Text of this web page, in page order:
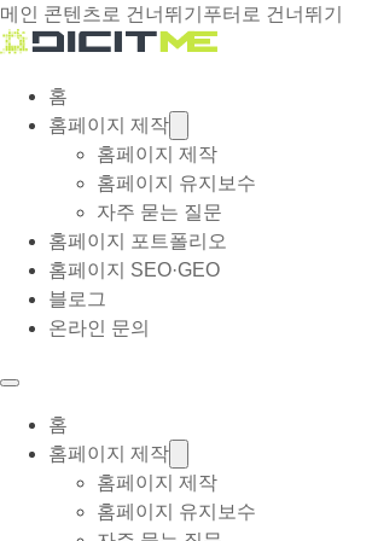
메인 콘텐츠로 건너뛰기 푸터로 건너뛰기
홈
홈페이지 제작
홈페이지 제작
홈페이지 유지보수
자주 묻는 질문
홈페이지 포트폴리오
홈페이지 SEO·GEO
블로그
온라인 문의
홈
홈페이지 제작
홈페이지 제작
홈페이지 유지보수